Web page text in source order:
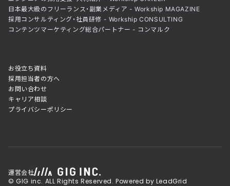
日本最大級のフリーランス・副業メディア - Workship MAGAZINE
採用コンサルティング・社員研修 - Workship CONSULTING
コンテンツマーケティング総合パートナー - コンマルク
お役立ち資料
採用担当者の方へ
お問い合わせ
キャリア相談
プライバシーポリシー
運営会社
© GIG inc. ALL Rights Reserved. Powered by LeadGrid